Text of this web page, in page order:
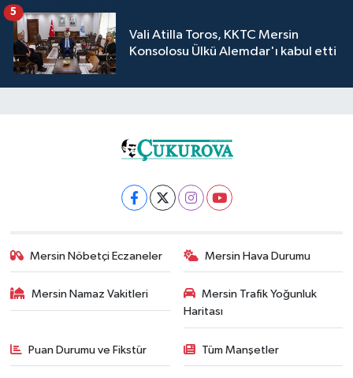
Vali Atilla Toros, KKTC Mersin
Konsolosu Ülkü Alemdar'ı kabul etti
5
Mersin Nöbetçi Eczaneler Mersin Hava Durumu
Mersin Namaz Vakitleri
Mersin Trafik Yoğunluk
Haritası
Puan Durumu ve Fikstür Tüm Manşetler